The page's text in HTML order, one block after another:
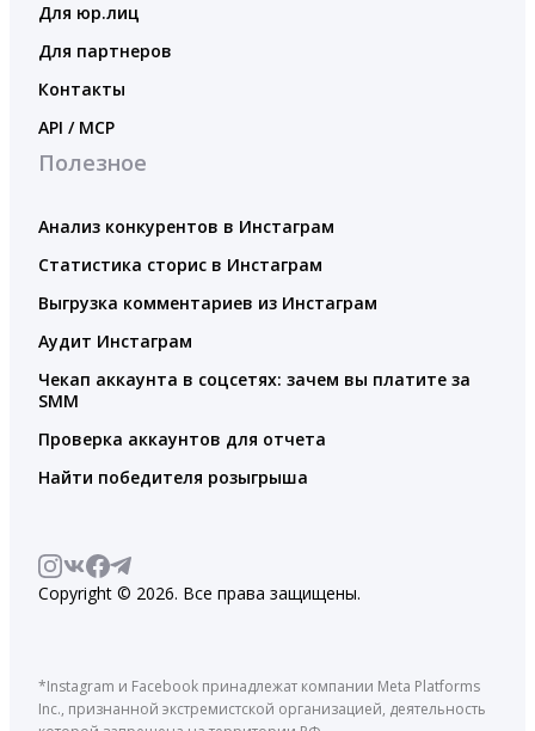
Для юр.лиц
Для партнеров
Контакты
API / MCP
Полезное
Анализ конкурентов в Инстаграм
Статистика сторис в Инстаграм
Выгрузка комментариев из Инстаграм
Аудит Инстаграм
Чекап аккаунта в соцсетях: зачем вы платите за
SMM
Проверка аккаунтов для отчета
Найти победителя розыгрыша
Copyright © 2026. Все права защищены.
*Instagram и Facebook принадлежат компании Meta Platforms
Inc., признанной экстремистской организацией, деятельность